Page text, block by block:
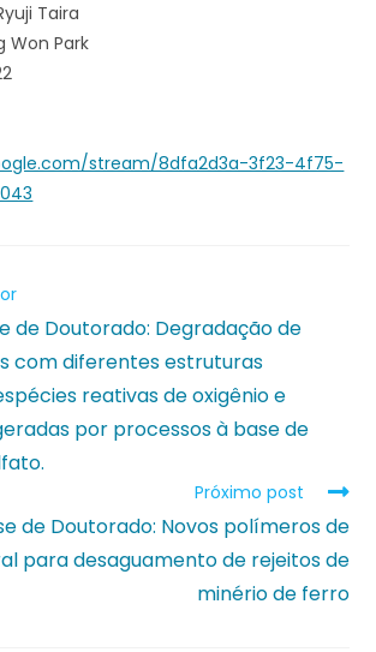
Taira
Won Park
stream/8dfa2d3a-3f23-4f75-
de Doutorado: Degradação de
com diferentes estruturas
reativas de oxigênio e
por processos à base de
Próximo post
de Doutorado: Novos polímeros de
para desaguamento de rejeitos de
minério de ferro